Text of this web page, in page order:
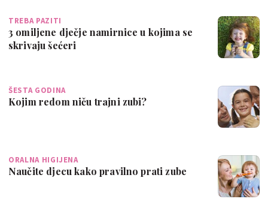
TREBA PAZITI
3 omiljene dječje namirnice u kojima se
skrivaju šećeri
ŠESTA GODINA
Kojim redom niču trajni zubi?
ORALNA HIGIJENA
Naučite djecu kako pravilno prati zube